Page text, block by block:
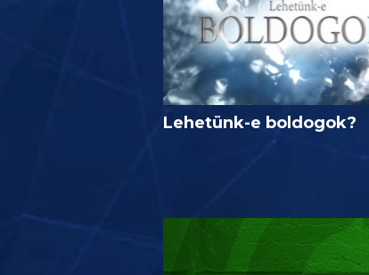
Lehetünk-e boldogok?